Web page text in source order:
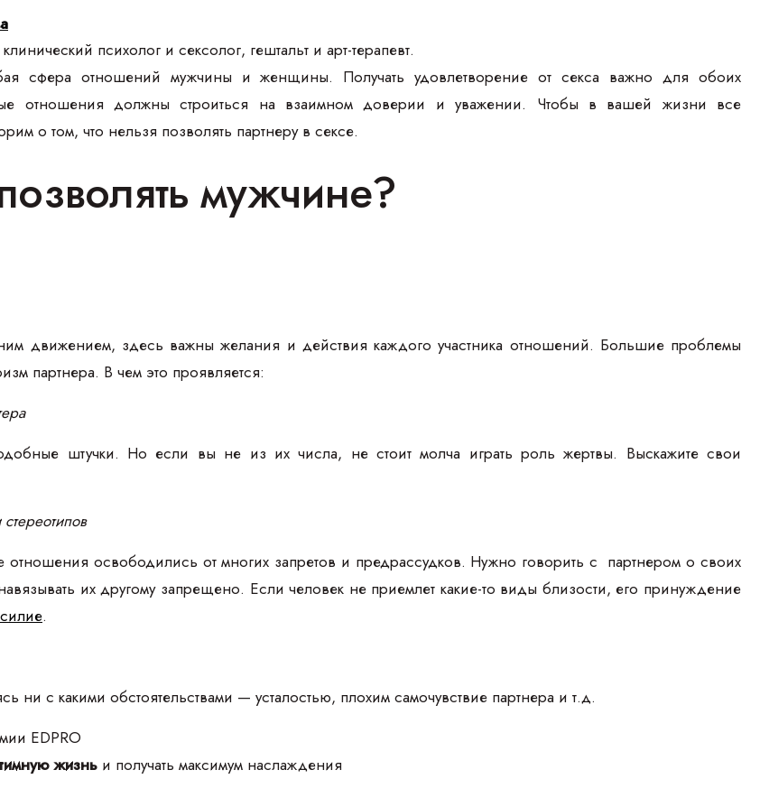
психолог и сексолог, гештальт и арт-терапевт.
сфера отношений мужчины и женщины. Получать удовлетворение от секса важно для обоих
отношения должны строиться на взаимном доверии и уважении. Чтобы в вашей жизни все
о том, что нельзя позволять партнеру в сексе.
мужчине?
движением, здесь важны желания и действия каждого участника отношений. Большие проблемы
партнера. В чем это проявляется:
штучки. Но если вы не из их числа, не стоит молча играть роль жертвы. Выскажите свои
отношения освободились от многих запретов и предрассудков. Нужно говорить с партнером о своих
их другому запрещено. Если человек не приемлет какие-то виды близости, его принуждение
.
ни с какими обстоятельствами — усталостью, плохим самочувствие партнера и т.д.
EDPRO
жизнь и получать максимум наслаждения